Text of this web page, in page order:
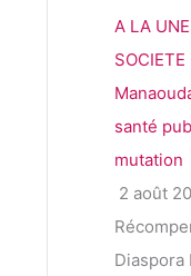
A LA UNE
SOCIETE
santé
mutation
2 août
Diaspora